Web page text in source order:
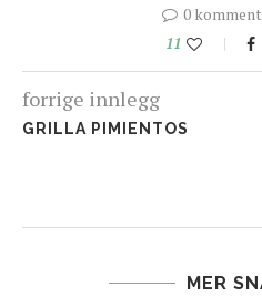
0
11
forrige innlegg
GRILLA PIMIENTOS
MER